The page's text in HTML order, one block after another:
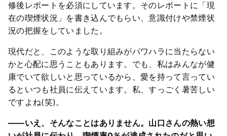
修後レポートを必須にしています。そのレポートに「現
在の喫煙状況」を書き込んでもらい、意識付けや禁煙状
況の把握をしていました。
現代だと、このような取り組みがパワハラに当たらない
かと心配に思うこともあります。でも、私はみんなが健
康でいて欲しいと思っているから、愛を持って言ってい
るといつも社員に伝えています。私、すっごく暑苦しい
ですよね(笑)。
――いえ、そんなことはありません。山口さんの熱い想